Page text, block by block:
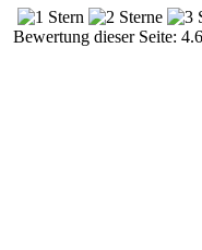
Bewertung dieser Seite: